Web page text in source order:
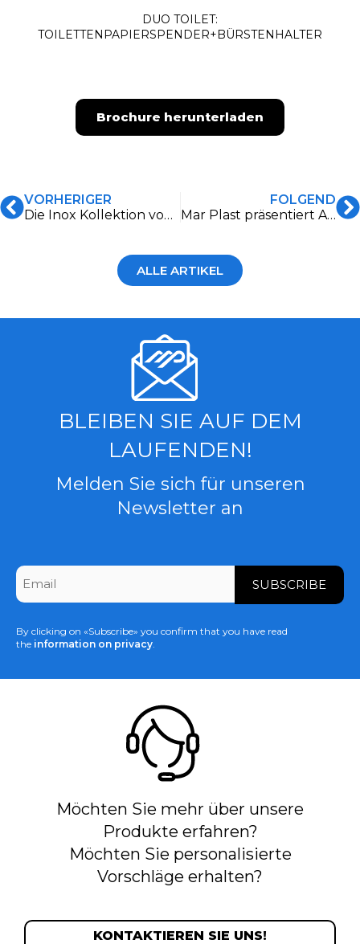
DUO TOILET:
TOILETTENPAPIERSPENDER+BÜRSTENHALTER
Brochure herunterladen
VORHERIGER
Die Inox Kollektion von Mar Plast: die Exzellenz des Edelstahls für ein hygienisches und widerstandsfähiges Bad
FOLGEND
Mar Plast präsentiert Artemis, den innovativen Spender für Damenbinden
ALLE ARTIKEL
BLEIBEN SIE AUF DEM
LAUFENDEN!
Melden Sie sich für unseren
Newsletter an
Email
By clicking on «Subscribe» you confirm that you have read
the information on privacy
Möchten Sie mehr über unsere
Produkte erfahren?
Möchten Sie personalisierte
Vorschläge erhalten?
KONTAKTIEREN SIE UNS!